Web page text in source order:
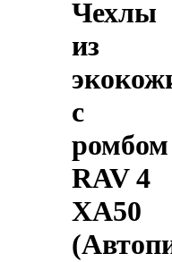
Чехлы
из
с
ромбом
RAV 4
XA50